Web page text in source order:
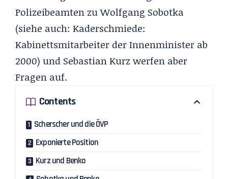
Polizeibeamten zu Wolfgang Sobotka
(siehe auch: Kaderschmiede:
Kabinettsmitarbeiter der Innenminister ab
2000) und Sebastian Kurz werfen aber
Fragen auf.
Contents
Scherscher und die ÖVP
Exponierte Position
Kurz und Benko